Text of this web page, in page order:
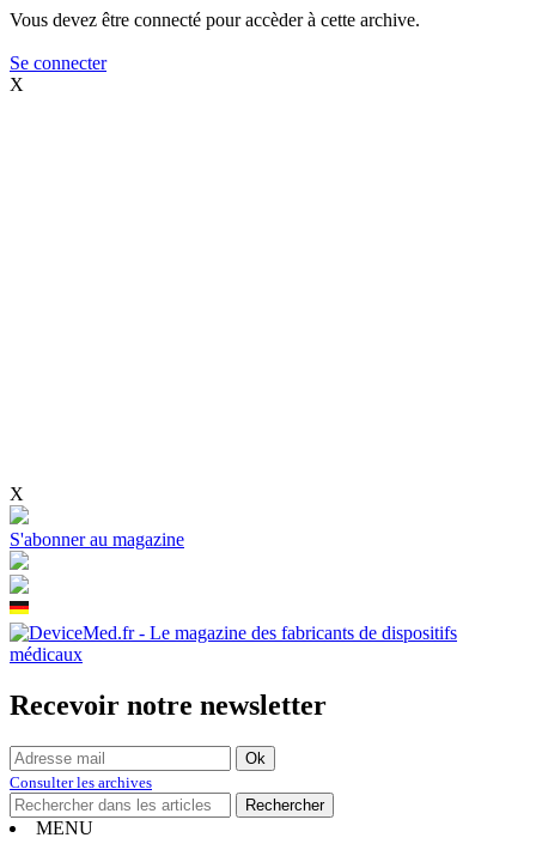
Vous devez être connecté pour accèder à cette archive.
Se connecter
X
X
S'abonner au magazine
Recevoir notre newsletter
Consulter les archives
MENU